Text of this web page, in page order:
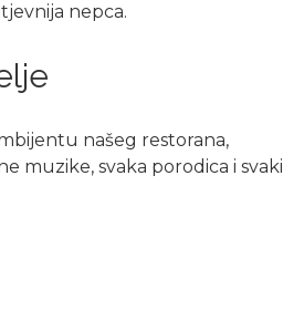
nepca.
našeg restorana,
muzike, svaka porodica i svaki